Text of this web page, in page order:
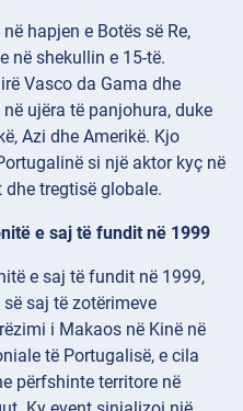
hapjen e Botës së Re,
në shekullin e 15-të.
Vasco da Gama dhe
ujëra të panjohura, duke
Azi dhe Amerikë. Kjo
si një aktor kyç në
tregtisë globale.
e saj të fundit në 1999
e saj të fundit në 1999,
saj të zotërimeve
i Makaos në Kinë në
të Portugalisë, e cila
përfshinte territore në